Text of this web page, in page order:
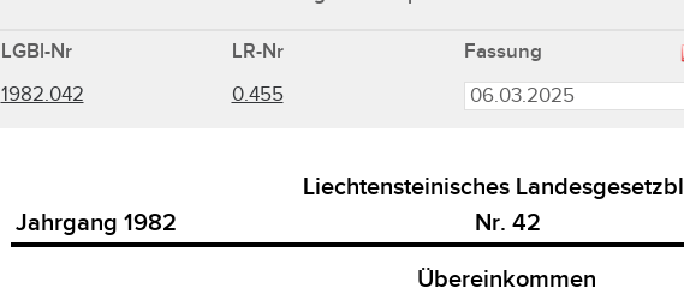
LGBl-Nr LR-Nr Fassung
1982.042
0.455